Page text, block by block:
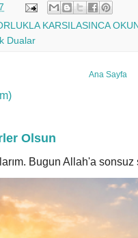
KARSILASINCA
Dualar
Ana Sayfa
Olsun
Bugun Allah'a